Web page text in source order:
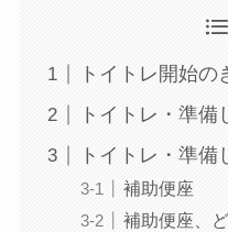
トイトレ開始の
トイトレ・準備
トイトレ・準備
補助便座
補助便座、